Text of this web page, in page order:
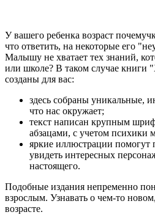
У вашего ребенка возраст
что ответить, на некоторые его
Малышу не хватает тех знаний,
или школе? В таком случае книги
созданы для вас:
здесь собраны уникальные,
что нас окружает;
текст написан крупным
абзацами, с учетом психики
яркие иллюстрации помогут
увидеть интересных
настоящего.
Подобные издания непременно
взрослым. Узнавать о чем-то
возрасте.